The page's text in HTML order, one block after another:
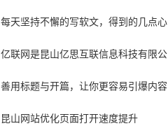
利
每天坚持不懈的写软文，得到的几点心
得感悟
亿联网是昆山亿思互联信息科技有限公
司为企业提供的专业网站建设…
善用标题与开篇，让你更容易引爆内容
营销
昆山网站优化页面打开速度提升